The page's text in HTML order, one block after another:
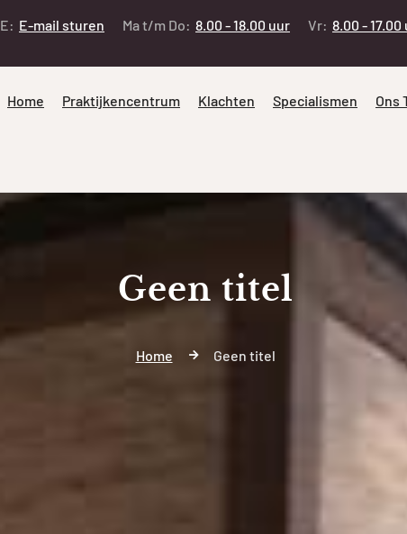
E: E-mail sturen Ma t/m Do: 8.00 - 18.00 uur Vr: 8.00 - 17.00
Home Praktijkencentrum Klachten Specialismen Ons
Geen titel
Home Geen titel